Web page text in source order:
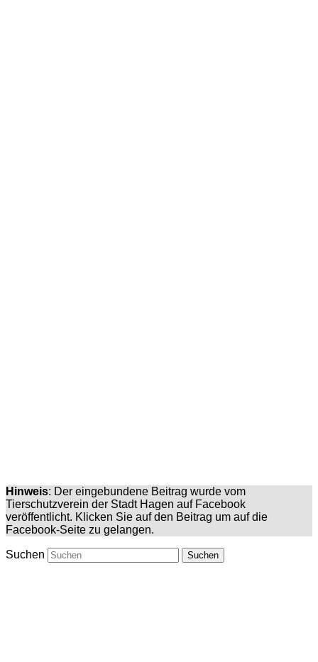
Hinweis: Der eingebundene Beitrag wurde vom
Tierschutzverein der Stadt Hagen auf Facebook
veröffentlicht. Klicken Sie auf den Beitrag um auf die
Facebook-Seite zu gelangen.
Suchen